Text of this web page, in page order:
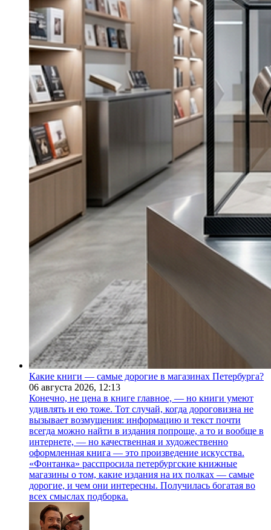
Какие книги — самые дорогие в магазинах Петербурга?
06 августа 2026, 12:13
Конечно, не цена в книге главное, — но книги умеют
удивлять и ею тоже. Тот случай, когда дороговизна не
вызывает возмущения: информацию и текст почти
всегда можно найти в издания попроще, а то и вообще в
интернете, — но качественная и художественно
оформленная книга — это произведение искусства.
«Фонтанка» расспросила петербургские книжные
магазины о том, какие издания на их полках — самые
дорогие, и чем они интересны. Получилась богатая во
всех смыслах подборка.